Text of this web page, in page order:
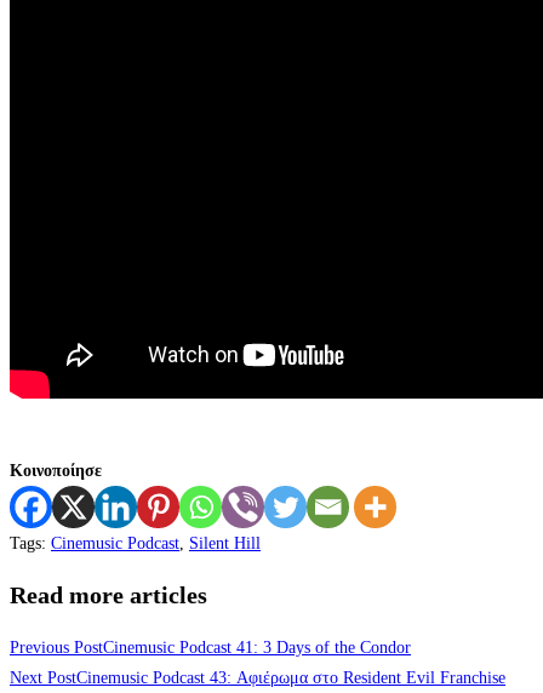
Κοινοποίησε
Tags: Cinemusic Podcast Silent Hill
Read more articles
Previous PostCinemusic Podcast 41: 3 Days of the Condor
Next PostCinemusic Podcast 43: Αφιέρωμα στο Resident Evil Franchise